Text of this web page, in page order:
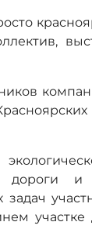
дороги и
участке